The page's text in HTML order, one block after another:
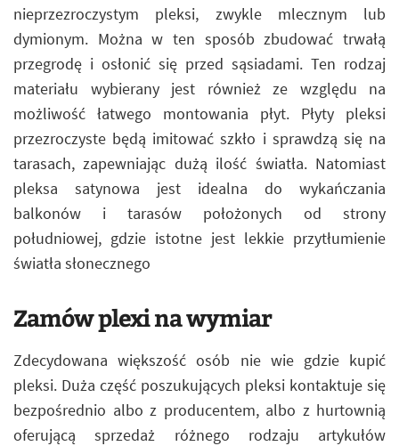
nieprzezroczystym pleksi, zwykle mlecznym lub
dymionym. Można w ten sposób zbudować trwałą
przegrodę i osłonić się przed sąsiadami. Ten rodzaj
materiału wybierany jest również ze względu na
możliwość łatwego montowania płyt. Płyty pleksi
przezroczyste będą imitować szkło i sprawdzą się na
tarasach, zapewniając dużą ilość światła. Natomiast
pleksa satynowa jest idealna do wykańczania
balkonów i tarasów położonych od strony
południowej, gdzie istotne jest lekkie przytłumienie
światła słonecznego
Zamów plexi na wymiar
Zdecydowana większość osób nie wie gdzie kupić
pleksi. Duża część poszukujących pleksi kontaktuje się
bezpośrednio albo z producentem, albo z hurtownią
oferującą sprzedaż różnego rodzaju artykułów